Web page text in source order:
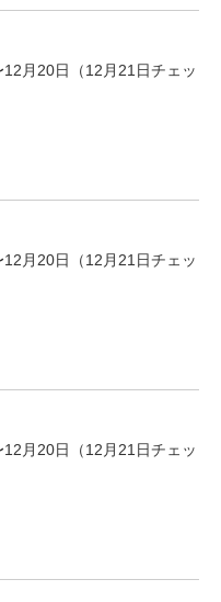
月20日（12月21日チェッ
月20日（12月21日チェッ
月20日（12月21日チェッ